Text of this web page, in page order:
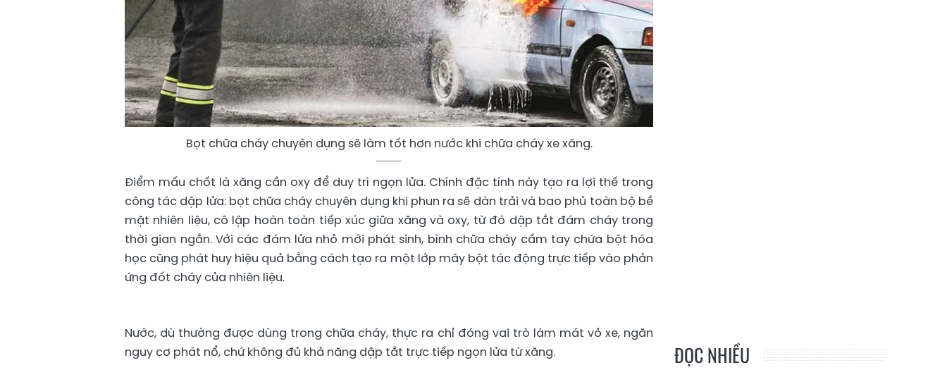
Bọt chữa cháy chuyên dụng sẽ làm tốt hơn nước khi chữa cháy xe xăng.
Điểm mấu chốt là xăng cần oxy để duy trì ngọn lửa. Chính đặc tính này tạo ra lợi thế trong
công tác dập lửa: bọt chữa cháy chuyên dụng khi phun ra sẽ dàn trải và bao phủ toàn bộ bề
mặt nhiên liệu, cô lập hoàn toàn tiếp xúc giữa xăng và oxy, từ đó dập tắt đám cháy trong
thời gian ngắn. Với các đám lửa nhỏ mới phát sinh, bình chữa cháy cầm tay chứa bột hóa
học cũng phát huy hiệu quả bằng cách tạo ra một lớp mây bột tác động trực tiếp vào phản
ứng đốt cháy của nhiên liệu.
Nước, dù thường được dùng trong chữa cháy, thực ra chỉ đóng vai trò làm mát vỏ xe, ngăn
nguy cơ phát nổ, chứ không đủ khả năng dập tắt trực tiếp ngọn lửa từ xăng.
ĐỌC NHIỀU